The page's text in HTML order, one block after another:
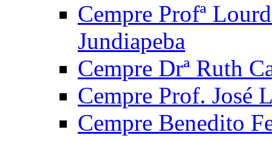
Cempre Profª
Jundiapeba
Cempre Drª Ruth
Cempre Prof. José
Cempre Benedito